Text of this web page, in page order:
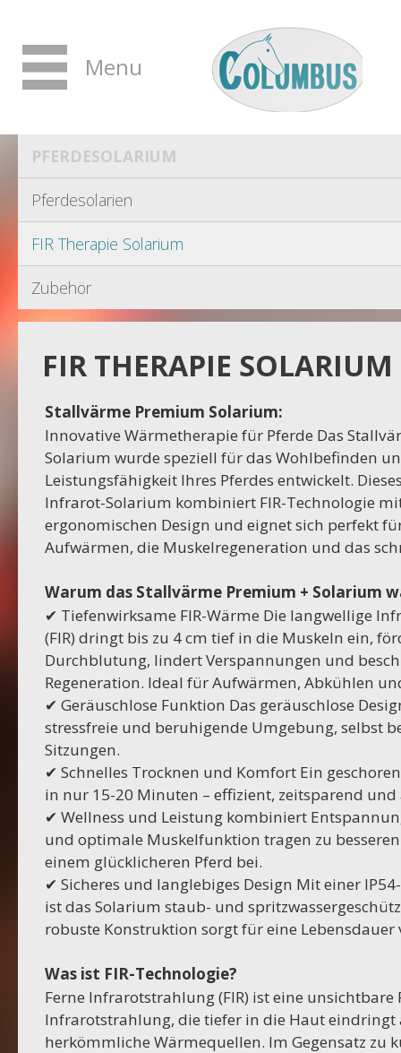
Menu
PFERDESOLARIUM
Pferdesolarien
FIR Therapie Solarium
Zubehör
FIR THERAPIE SOLARIUM
Stallvärme Premium Solarium:
Innovative Wärmetherapie für Pferde Das
Solarium wurde speziell für das Wohlbefinden
Leistungsfähigkeit Ihres Pferdes entwickelt.
Infrarot-Solarium kombiniert FIR-Technologie
ergonomischen Design und eignet sich perfekt
Aufwärmen, die Muskelregeneration und das
Warum das Stallvärme Premium + Solarium
✔ Tiefenwirksame FIR-Wärme Die langwellige
(FIR) dringt bis zu 4 cm tief in die Muskeln ein,
Durchblutung, lindert Verspannungen und
Regeneration. Ideal für Aufwärmen, Abkühlen
✔ Geräuschlose Funktion Das geräuschlose
stressfreie und beruhigende Umgebung, selbst
Sitzungen.
✔ Schnelles Trocknen und Komfort Ein
in nur 15-20 Minuten – effizient, zeitsparend
✔ Wellness und Leistung kombiniert
und optimale Muskelfunktion tragen zu
einem glücklicheren Pferd bei.
✔ Sicheres und langlebiges Design Mit einer
ist das Solarium staub- und
robuste Konstruktion sorgt für eine Lebensdauer
Was ist FIR-Technologie?
Ferne Infrarotstrahlung (FIR) ist eine unsichtbare
Infrarotstrahlung, die tiefer in die Haut eindringt
herkömmliche Wärmequellen. Im Gegensatz zu